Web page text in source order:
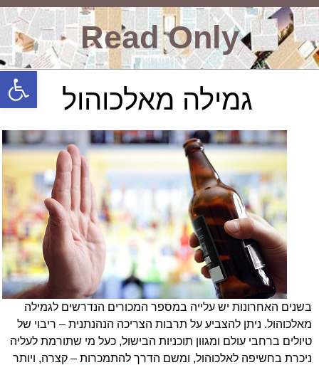
פתח
Read Only
גמילה מאלכוהול
בשנים האחרונות יש עלייה במספר המכורים הנדרשים לגמילה
מאלכוהול. ניתן להצביע על תרבות הצריכה הנהנתנית – ריבוי של
טיולים ברחבי עולם ומגוון תוכניות הבישול, כעל מי שתורמת לעליה
ניכרת בחשיפה לאלכוהול, ומשם הדרך להתמכרות – קצרה, ויותר